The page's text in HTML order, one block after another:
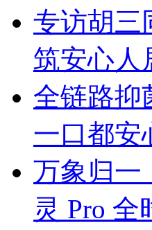
专访胡三
筑安心人
全链路抑
一口都安
万象归一
灵 Pro